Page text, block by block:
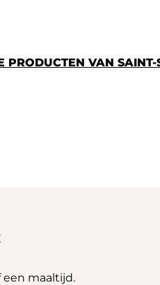
PRODUCTEN VAN SAINT-
een maaltijd.